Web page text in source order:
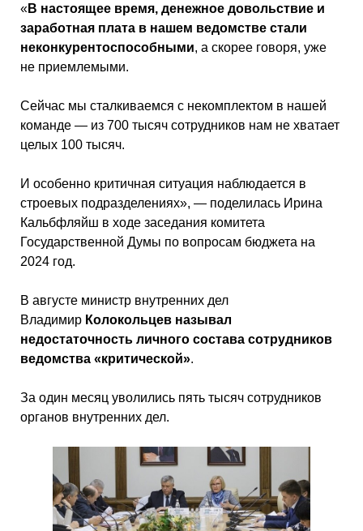
«В настоящее время, денежное довольствие и
заработная плата в нашем ведомстве стали
неконкурентоспособными, а скорее говоря, уже
не приемлемыми.
Сейчас мы сталкиваемся с некомплектом в нашей
команде — из 700 тысяч сотрудников нам не хватает
целых 100 тысяч.
И особенно критичная ситуация наблюдается в
строевых подразделениях», — поделилась Ирина
Кальбфляйш в ходе заседания комитета
Государственной Думы по вопросам бюджета на
2024 год.
В августе министр внутренних дел
Владимир Колокольцев называл
недостаточность личного состава сотрудников
ведомства «критической».
За один месяц уволились пять тысяч сотрудников
органов внутренних дел.